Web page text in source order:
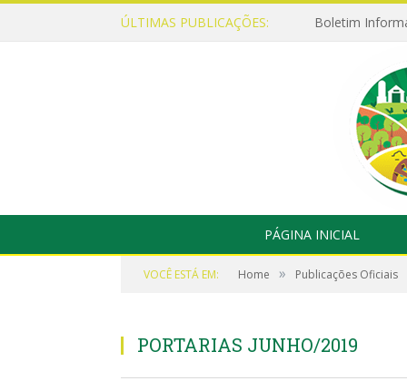
ÚLTIMAS PUBLICAÇÕES: Boletim
PÁGINA INICIAL
VOCÊ ESTÁ EM: Home » Publicações Oficiais
PORTARIAS JUNHO/2019